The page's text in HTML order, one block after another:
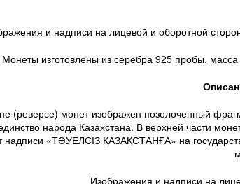
и надписи на лицевой и оборотной
Монеты изготовлены из серебра 925 пробы,
(реверсе) монет изображен позолоченный
народа Казахстана. В верхней части
надписи «ТӘУЕЛСІЗ ҚАЗАҚСТАНҒА» на
Изображения и надписи на